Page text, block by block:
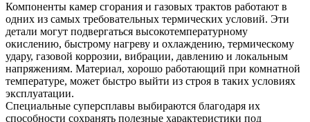
Компоненты камер сгорания и газовых трактов работают в
одних из самых требовательных термических условий. Эти
детали могут подвергаться высокотемпературному
окислению, быстрому нагреву и охлаждению, термическому
удару, газовой коррозии, вибрации, давлению и локальным
напряжениям. Материал, хорошо работающий при комнатной
температуре, может быстро выйти из строя в таких условиях
эксплуатации.
Специальные суперсплавы выбираются благодаря их
способности сохранять полезные характеристики под